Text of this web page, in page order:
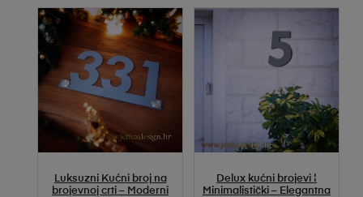
SELECT OPTIONS
Luksuzni Kućni broj na
brojevnoj crti – Moderni
SELECT OPTIONS
Delux kućni brojevi ¦
Minimalistički – Elegantna